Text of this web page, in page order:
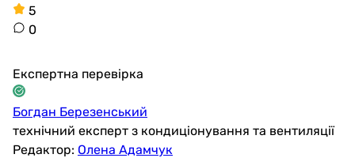
5
0
Експертна перевірка
Богдан Березенський
технічний експерт з кондиціонування та вентиляції
Редактор: Олена Адамчук